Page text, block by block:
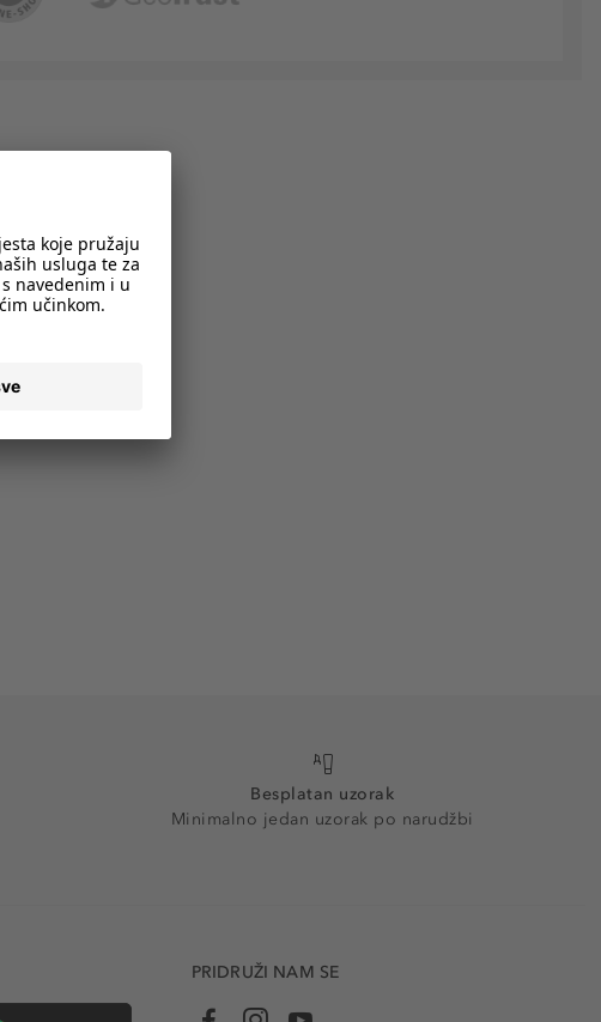
Besplatan uzorak
Minimalno jedan uzorak po narudžbi
PRIDRUŽI NAM SE